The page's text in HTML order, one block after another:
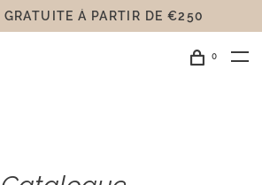
OR 14 CARATS
0